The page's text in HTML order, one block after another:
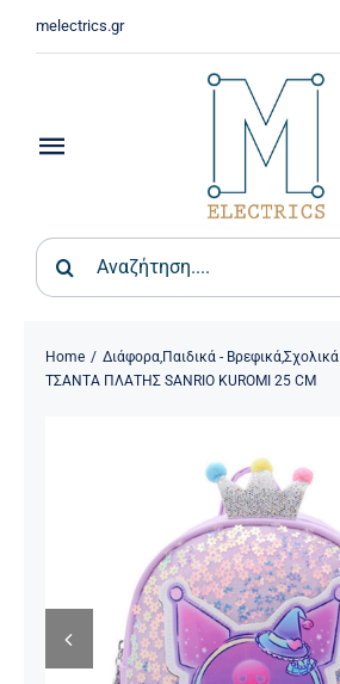
melectrics.gr
Search
for:
Toggle
Σπίτι – Κήπος
Φωτιστικά
Ηλεκτρολογικός Εξοπλισμός
Προσωπική Φροντίδα
Home Διάφορα,Παιδικά - Βρεφικά,Σχολικά
ΤΣΑΝΤΑ ΠΛΑΤΗΣ SANRIO KUROMI 25 CM
